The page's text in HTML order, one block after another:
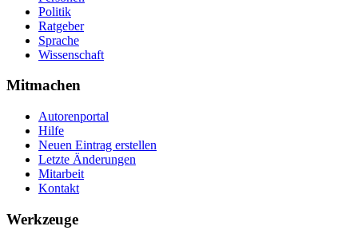
Politik
Ratgeber
Sprache
Wissenschaft
Mitmachen
Autorenportal
Hilfe
Neuen Eintrag erstellen
Letzte Änderungen
Mitarbeit
Kontakt
Werkzeuge